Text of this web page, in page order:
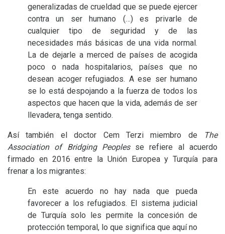
generalizadas de crueldad que se puede ejercer
contra un ser humano (…) es privarle de
cualquier tipo de seguridad y de las
necesidades más básicas de una vida normal.
La de dejarle a merced de países de acogida
poco o nada hospitalarios, países que no
desean acoger refugiados. A ese ser humano
se lo está despojando a la fuerza de todos los
aspectos que hacen que la vida, además de ser
llevadera, tenga sentido.
Así también el doctor Cem Terzi miembro de
The
Association of Bridging Peoplesse refiere al acuerdo
firmado en 2016 entre la Unión Europea y Turquía para
frenar a los migrantes:
En este acuerdo no hay nada que pueda
favorecer a los refugiados. El sistema judicial
de Turquía solo les permite la concesión de
protección temporal, lo que significa que aquí no